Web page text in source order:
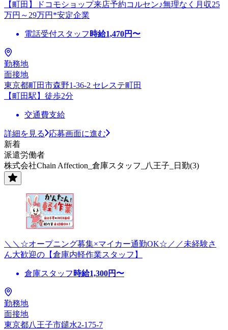
【町田】ドコモショップ来店予約コルセン♪無理なく月収25
万円～29万円*安定企業
電話受付スタッフ 時給1,470円〜
勤務地
面接地
東京都町田市森野1-36-2 セレステ町田
【町田駅】徒歩2分
交通費支給
詳細を見る
応募画面に進む
新着
派遣労働者
株式会社Chain Affection_倉庫スタッフ_八王子_日勤(3)
＼＼☆オープニング募集×マイカー通勤OK☆／／未経験さ
ん大歓迎の【倉庫内軽作業スタッフ】
倉庫スタッフ 時給1,300円〜
勤務地
面接地
東京都八王子市鑓水2-175-7